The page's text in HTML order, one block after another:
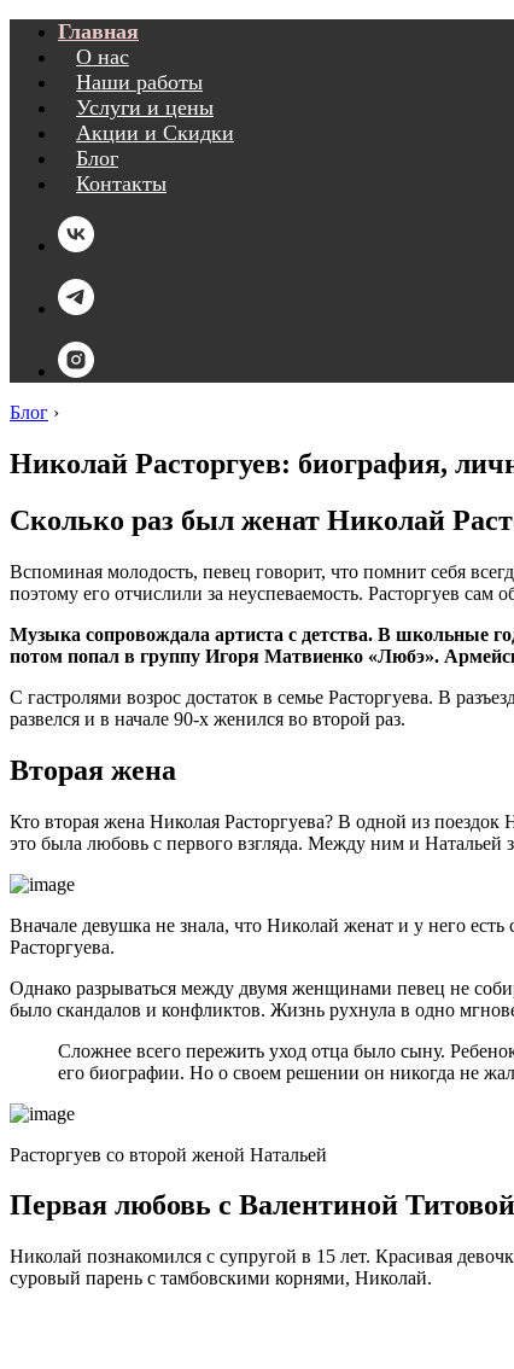
Главная
О нас
Наши работы
Услуги и цены
Акции и Скидки
Блог
Контакты
Блог ›
Николай Расторгуев: биография,
Сколько раз был женат Николай
Вспоминая молодость, певец говорит, что помнит себя
поэтому его отчислили за неуспеваемость. Расторгуев сам
Музыка сопровождала артиста с детства. В школьные
потом попал в группу Игоря Матвиенко «Любэ».
С гастролями возрос достаток в семье Расторгуева. В
развелся и в начале 90-х женился во второй раз.
Вторая жена
Кто вторая жена Николая Расторгуева? В одной из
это была любовь с первого взгляда. Между ним и Натальей
Вначале девушка не знала, что Николай женат и у него
Расторгуева.
Однако разрываться между двумя женщинами певец не
было скандалов и конфликтов. Жизнь рухнула в одно
Сложнее всего пережить уход отца было сыну.
его биографии. Но о своем решении он никогда не
Расторгуев со второй женой Натальей
Первая любовь с Валентиной Титовой
Николай познакомился с супругой в 15 лет. Красивая
суровый парень с тамбовскими корнями, Николай.